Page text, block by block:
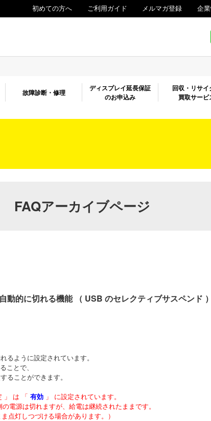
初めての方へ ご利用ガイド メルマガ登録 企
故障診断・修理
ディスプレイ延長保証
のお申込み
回収・リサイ
買取サービ
FAQアーカイブページ
動的に切れる機能 （ USB のセレクティブサスペンド
るように設定されています。
ことで、
ることができます。
」 は 「 有効 」 に設定されています。
電源は切れますが、給電は継続されたままです。
点灯しつづける場合があります。）